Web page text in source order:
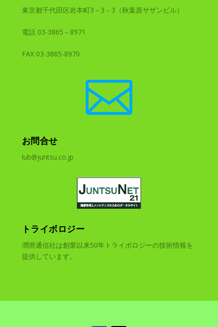
東京都千代田区岩本町3－3－3（秋葉原サザンビル）
電話 03-3865－8971
FAX 03-3865-8970

お問合せ
lub@juntsu.co.jp
トライボロジー
潤滑通信社は創業以来50年トライボロジーの技術情報を
提供しています。